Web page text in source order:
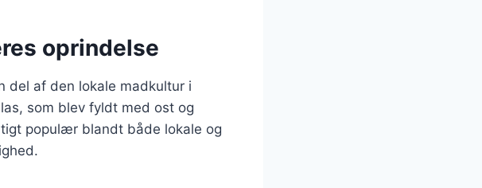
oprindelse
del af den lokale madkultur i
som blev fyldt med ost og
populær blandt både lokale og